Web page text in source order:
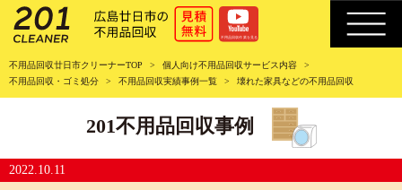
不用品回収廿日市クリーナーTOP
個人向け不用品回収サービス内容
不用品回収・ゴミ処分
不用品回収実績事例一覧 壊れた家具などの不用品回収
201不用品回収事例
2022.10.11